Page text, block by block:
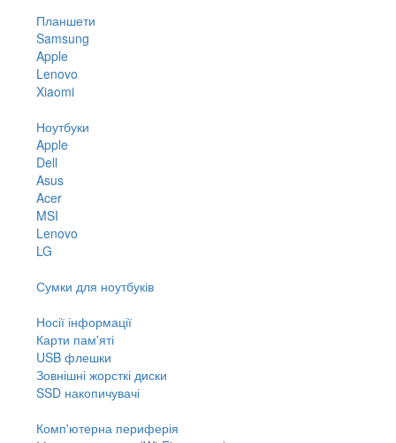
Планшети
Samsung
Apple
Lenovo
Xiaomi
Ноутбуки
Apple
Dell
Asus
Acer
MSI
Lenovo
LG
Сумки для ноутбуків
Носії інформації
Карти пам'яті
USB флешки
Зовнішні жорсткі диски
SSD накопичувачі
Комп'ютерна периферія